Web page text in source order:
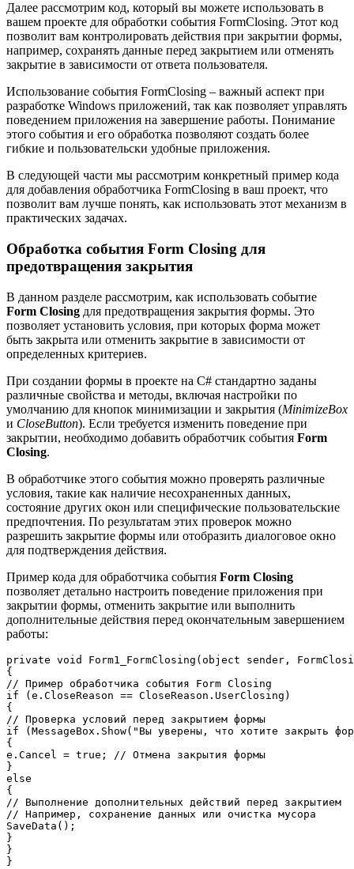
Далее рассмотрим код, который вы можете использовать в
вашем проекте для обработки события FormClosing. Этот код
позволит вам контролировать действия при закрытии формы,
например, сохранять данные перед закрытием или отменять
закрытие в зависимости от ответа пользователя.
Использование события FormClosing – важный аспект при
разработке Windows приложений, так как позволяет управлять
поведением приложения на завершение работы. Понимание
этого события и его обработка позволяют создать более
гибкие и пользовательски удобные приложения.
В следующей части мы рассмотрим конкретный пример кода
для добавления обработчика FormClosing в ваш проект, что
позволит вам лучше понять, как использовать этот механизм в
практических задачах.
Обработка события Form Closing для
предотвращения закрытия
В данном разделе рассмотрим, как использовать событие
Form Closing для предотвращения закрытия формы. Это
позволяет установить условия, при которых форма может
быть закрыта или отменить закрытие в зависимости от
определенных критериев.
При создании формы в проекте на C# стандартно заданы
различные свойства и методы, включая настройки по
умолчанию для кнопок минимизации и закрытия (MinimizeBox
и CloseButton). Если требуется изменить поведение при
закрытии, необходимо добавить обработчик события Form
Closing.
В обработчике этого события можно проверять различные
условия, такие как наличие несохраненных данных,
состояние других окон или специфические пользовательские
предпочтения. По результатам этих проверок можно
разрешить закрытие формы или отобразить диалоговое окно
для подтверждения действия.
Пример кода для обработчика события Form Closing
позволяет детально настроить поведение приложения при
закрытии формы, отменить закрытие или выполнить
дополнительные действия перед окончательным завершением
работы:
private void Form1_FormClosing(object sender,
{
// Пример обработчика события Form Closing
if (е.CloseReason == CloseReason.UserClosing)
{
// Проверка условий перед закрытием формы
if (MessageBox.Show("Вы уверены, что хотите закрыть
{
e.Cancel = true; // Отмена закрытия формы
}
else
{
// Выполнение дополнительных действий перед закрытием
// Например, сохранение данных или очистка мусора
SaveData();
}
}